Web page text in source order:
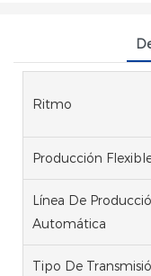
Ritmo
Producción
Línea De
Automática
Tipo De